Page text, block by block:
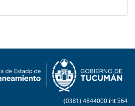
(0381) 4844000 int 564